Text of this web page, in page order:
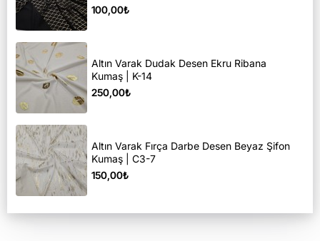
100,00₺
Altın Varak Dudak Desen Ekru Ribana
Kumaş | K-14
250,00₺
Altın Varak Fırça Darbe Desen Beyaz Şifon
Kumaş | C3-7
150,00₺